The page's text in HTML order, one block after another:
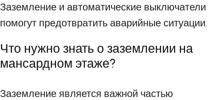
Заземление и автоматические выключатели
помогут предотвратить аварийные ситуации.
Что нужно знать о заземлении на
мансардном этаже?
Заземление является важной частью